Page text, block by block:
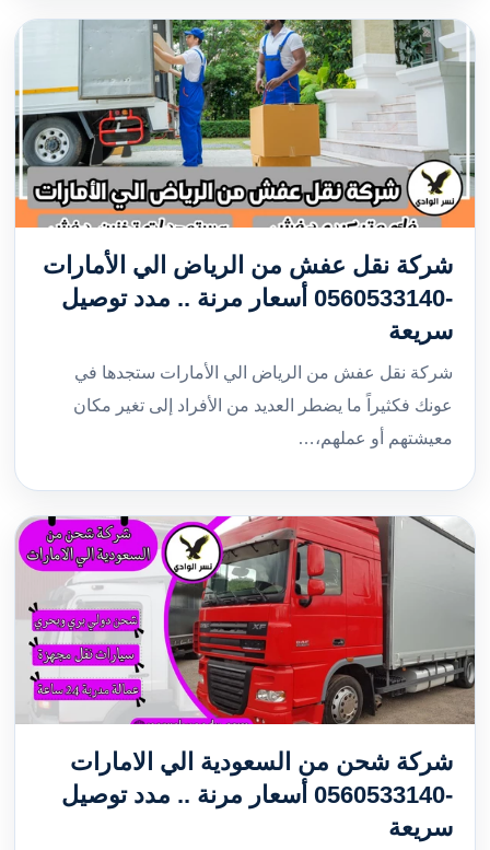
شركة نقل عفش من الرياض الي الأمارات
-0560533140 أسعار مرنة .. مدد توصيل
سريعة
شركة نقل عفش من الرياض الي الأمارات ستجدها في
عونك فكثيراً ما يضطر العديد من الأفراد إلى تغير مكان
معيشتهم أو عملهم،…
شركة شحن من السعودية الي الامارات
-0560533140 أسعار مرنة .. مدد توصيل
سريعة